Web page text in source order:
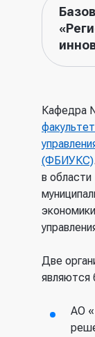
Кафедра
(ФБИУКС)
в области
Две
являются
АО